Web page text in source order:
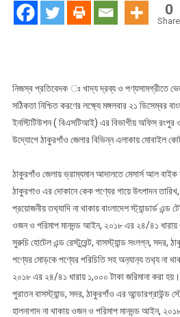
0
নিজস্ব প্রতিবেদক ঃ খাদ্য দ্রব্য ও পণ্যসামগ্রীতে
সঠিকতা নিশ্চিত করণের লক্ষ্যে মঙ্গলবার ২১ ডিসেম্বর
ইনস্টিটিউশন ( বিএসটিআই) এর বিভাগীয় অফিস রংপুর
উদ্যোগে ঠাকুরগাঁও জেলার বিভিন্ন এলাকায় মোবাইল
ঠাকুরগাঁও জেলায় ভ্রাম্যমান আদালতে মেসার্স আল
ঠাকুরগাও এর দোকানে কেক পণ্যের গায়ে উৎপাদন তারিখ,
প্রয়োজনীয় তথ‍্যাদি না থাকায় বাংলাদেশ স্ট্যান্ডার্ড
ওজন ও পরিমাপ মানদন্ড আইন, ২০১৮ এর ২৪/৪১ ধারায়
সুরুচি হোটেল এন্ড রেস্টুরেন্ট, বাসস্ট্যান্ড সংলগ্ন, সদর,
পণ্যের মোড়কে পণ্যের পরিচিতি সহ অন‍্যান‍্য তথ‍্য না
২০১৮ এর ২৪/৪১ ধারায় ১,০০০ টাকা জরিমানা করা হয়।
পুরাতন বাসস্ট্যান্ড, সদর, ঠাকুরগাঁও এর আন্ডারগ্রাউন্ড
হালনাগাদ না থাকায় ওজন ও পরিমাপ মানদন্ড আইন,